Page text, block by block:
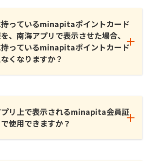
っているminapitaポイントカード
、南海アプリで表示させた場合、
っているminapitaポイントカード
くなりますか？
リ上で表示されるminapita会員証
使用できますか？